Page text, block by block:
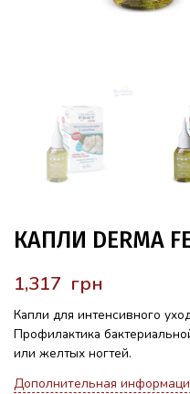
КАПЛИ DERMA
грн
Капли для интенсивного
Профилактика
или желтых ногтей.
Дополнительная